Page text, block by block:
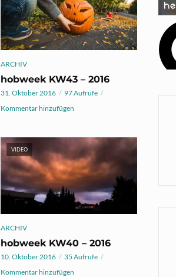
ARCHIV
hobweek KW43 – 2016
31. Oktober 2016
97 Aufrufe
Kommentar hinzufügen
VIDEO
ARCHIV
hobweek KW40 – 2016
10. Oktober 2016
35 Aufrufe
Kommentar hinzufügen